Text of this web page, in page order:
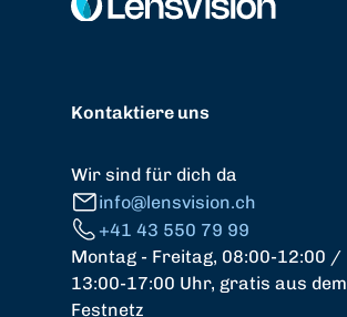
Kontaktiere uns
Wir sind für dich da
info@lensvision.ch
+41 43 550 79 99
Montag - Freitag, 08:00-12:00 /
13:00-17:00 Uhr, gratis aus dem
Festnetz